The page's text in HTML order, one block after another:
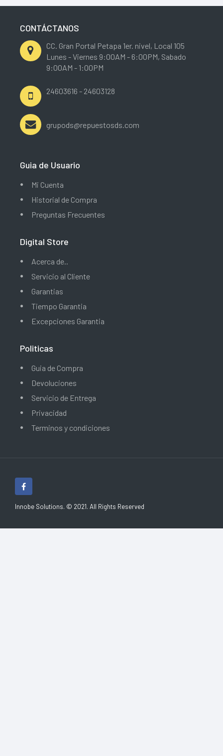
CONTÁCTANOS
CC. Gran Portal Petapa 1er. nivel, Local 105
Lunes - Viernes 9:00AM - 6:00PM, Sabado
9:00AM - 1:00PM
24603616 - 24603128
grupods@repuestosds.com
Guia de Usuario
Mi Cuenta
Historial de Compra
Preguntas Frecuentes
Digital Store
Acerca de..
Servicio al Cliente
Garantias
Tiempo Garantia
Excepciones Garantia
Politicas
Guia de Compra
Devoluciones
Servicio de Entrega
Privacidad
Terminos y condiciones
Innobe Solutions. © 2021. All Rights Reserved